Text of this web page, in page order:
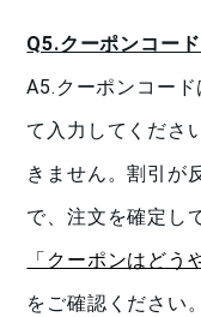
Q5.クーポンコー
A5.クーポンコー
て入力してくださ
きません。割引が
で、注文を確定し
「クーポンはどう
をご確認ください。